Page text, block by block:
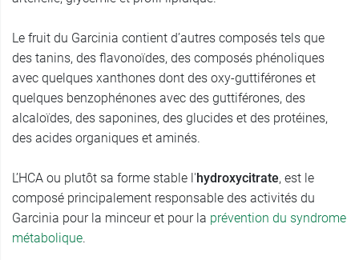
Le fruit du Garcinia contient d’autres composés tels que
des tanins, des flavonoïdes, des composés phénoliques
avec quelques xanthones dont des oxy-guttiférones et
quelques benzophénones avec des guttiférones, des
alcaloïdes, des saponines, des glucides et des protéines,
des acides organiques et aminés.
L’HCA ou plutôt sa forme stable l'hydroxycitrate, est le
composé principalement responsable des activités du
Garcinia pour la minceur et pour la prévention du syndrome
métabolique.